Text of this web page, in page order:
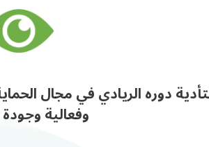
دوره الريادي في مجال
وفعالية